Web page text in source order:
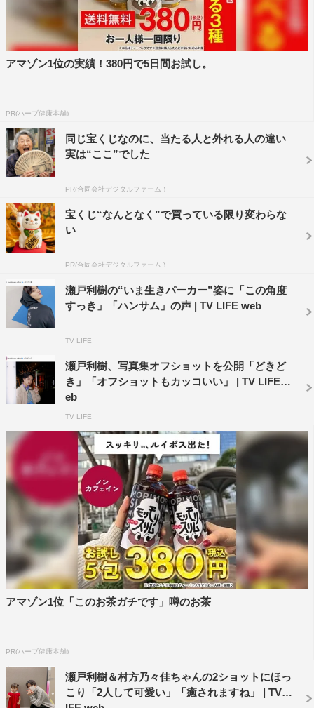
アマゾン1位の実績！380円で5日間お試し。
PR(ハーブ健康本舗)
同じ宝くじなのに、当たる人と外れる人の違い
実は“ここ”でした
PR(合同会社デジタルファーム )
宝くじ“なんとなく”で買っている限り変わらな
い
PR(合同会社デジタルファーム )
瀬戸利樹の“いま生きパーカー”姿に「この角度
すっき」「ハンサム」の声 | TV LIFE web
TV LIFE
瀬戸利樹、写真集オフショットを公開「どきど
き」「オフショットもカッコいい」 | TV LIFE w
eb
TV LIFE
アマゾン1位「このお茶ガチです」噂のお茶
PR(ハーブ健康本舗)
瀬戸利樹＆村方乃々佳ちゃんの2ショットにほっ
こり「2人して可愛い」「癒されますね」 | TV L